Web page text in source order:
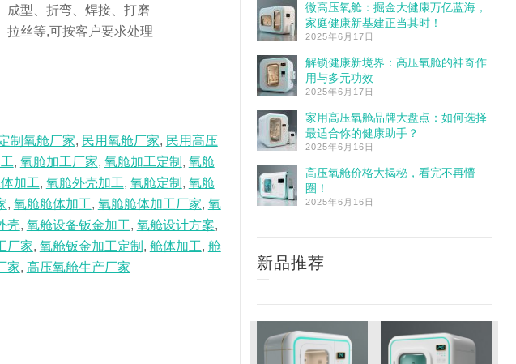
成型、折弯、焊接、打磨
拉丝等,可按客户要求处理
制氧舱厂家, 民用氧舱厂家, 民用高压
, 氧舱加工厂家, 氧舱加工定制 , 氧舱
加工, 氧舱外壳加工, 氧舱定制 , 氧舱
, 氧舱舱体加工, 氧舱舱体加工厂家, 氧
壳, 氧舱设备钣金加工, 氧舱设计方案,
厂家, 氧舱钣金加工定制 , 舱体加工, 舱
家, 高压氧舱生产厂家
微高压氧舱：掘金大健康万亿蓝海，
家庭健康新基建正当其时！
2025年6月17日
解锁健康新境界：高压氧舱的神奇作
用与多元功效
2025年6月17日
家用高压氧舱品牌大盘点：如何选择
最适合你的健康助手？
2025年6月16日
高压氧舱价格大揭秘，看完不再懵
圈！
2025年6月16日
新品推荐